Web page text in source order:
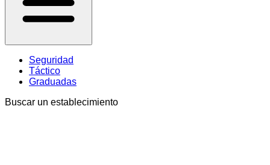
Seguridad
Táctico
Graduadas
Buscar un establecimiento